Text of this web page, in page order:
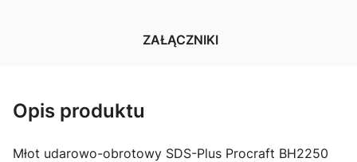
ZAŁĄCZNIKI
Opis produktu
Młot udarowo-obrotowy SDS-Plus Procraft BH2250